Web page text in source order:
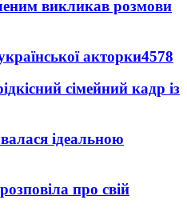
викликав розмови
акторки4578
сімейний кадр із
ідеальною
про свій